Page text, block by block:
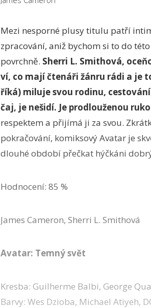
Mezi nesporné plusy titulu patří
zpracování, aniž bychom si to do
povrchně. Sherri L. Smithová,
ví, co mají čtenáři žánru rádi a je
říká) miluje svou rodinu,
čaj, je nešidí. Je prodlouženou
respektem a přijímá ji za svou.
pokračování, komiksový Avatar je
dlouhé období přečkat hýčkáni
Hodnocení: 85 %
James Cameron, Sherri L. Smithová
Avatar: Temný svět
Kresba: Guilherme Balbi, George
Barvy: Wes Dzioba, Michael Atiyeh,